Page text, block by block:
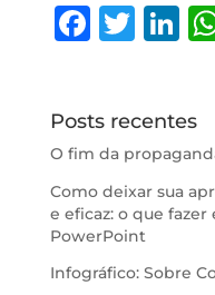
F
e
b
o
o
k
T
te
r
Li
e
dI
n
Posts recentes
O fim da
Como deixar sua
e eficaz: o que
PowerPoint
Infográfico: Sobre